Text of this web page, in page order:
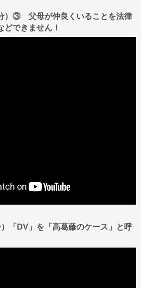
）③ 父母が仲良くいることを法律
どできません！
「DV」を「高葛藤のケース」と呼